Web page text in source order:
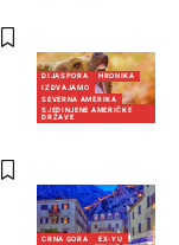
DIJASPORA
HRONIKA
IZDVAJAMO
SEVERNA AMERIKA
SJEDINJENE AMERIČKE
DRŽAVE
CRNA GORA
EX-YU